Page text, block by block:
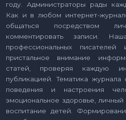
году. Администраторы рады
Как и в любом интернет-
общаться посредством
комментировать записи.
профессиональных
пристальное внимание
статей, проверяя каждую
публикацией. Тематика журнала
поведения и настроения
эмоциональное здоровье,
воспитание детей.